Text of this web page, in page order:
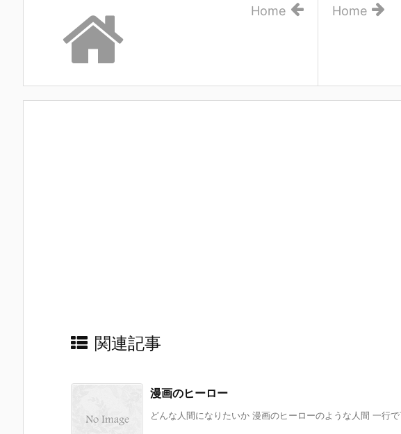
Home
Home
関連記事
漫画のヒーロー
どんな人間になりたいか 漫画のヒーローのような人間 一行